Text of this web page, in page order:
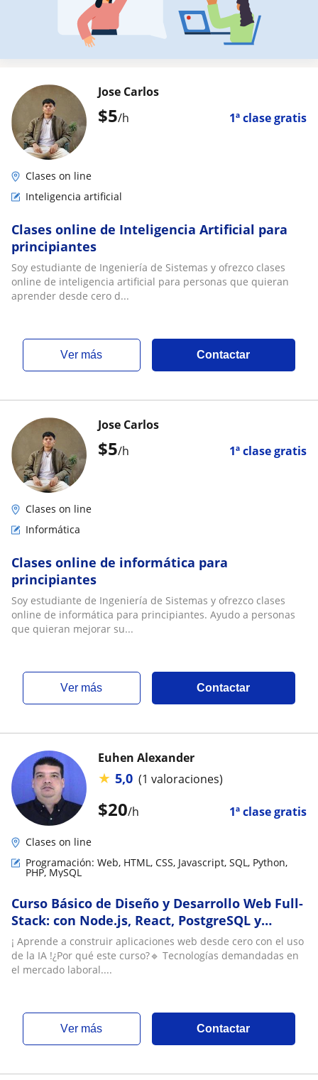
$5/h 1ª clase gratis
Jose Carlos
Clases on line
Inteligencia artificial
Clases online de Inteligencia Artificial para
principiantes
Soy estudiante de Ingeniería de Sistemas y ofrezco clases
online de inteligencia artificial para personas que quieran
aprender desde cero d...
ver más Contactar
$5/h 1ª clase gratis
Jose Carlos
Clases on line
Informática
Clases online de informática para
principiantes
Soy estudiante de Ingeniería de Sistemas y ofrezco clases
online de informática para principiantes. Ayudo a personas
que quieran mejorar su...
ver más Contactar
$20/h 1ª clase gratis
Euhen Alexander
★ 5,0 (1 valoraciones)
Clases on line
Programación: Web, HTML, CSS, Javascript, SQL, Python,
PHP, MySQL
Curso Básico de Diseño y Desarrollo Web Full-
Stack: con Node.js, React, PostgreSQL y
Modelos Agénticos de Inteligencia Artificial
¡ Aprende a construir aplicaciones web desde cero con el uso
de la IA !¿Por qué este curso?🔹 Tecnologías demandadas en
el mercado laboral....
ver más Contactar